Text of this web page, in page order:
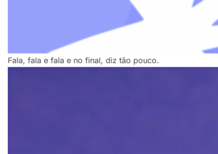
Fala, fala e fala e no final, diz tão pouco.